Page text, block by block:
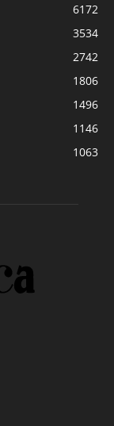
6172
3534
2742
1806
1496
1146
1063